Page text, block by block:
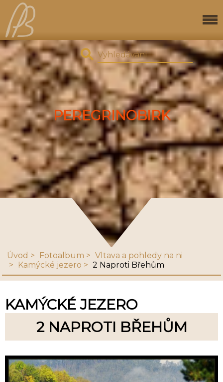
PEREGRINOBIRK
Úvod Fotoalbum
Vltava a pohledy na ni
Kamýcké jezero
2 Naproti Břehům
KAMÝCKÉ JEZERO
2 NAPROTI BŘEHŮM